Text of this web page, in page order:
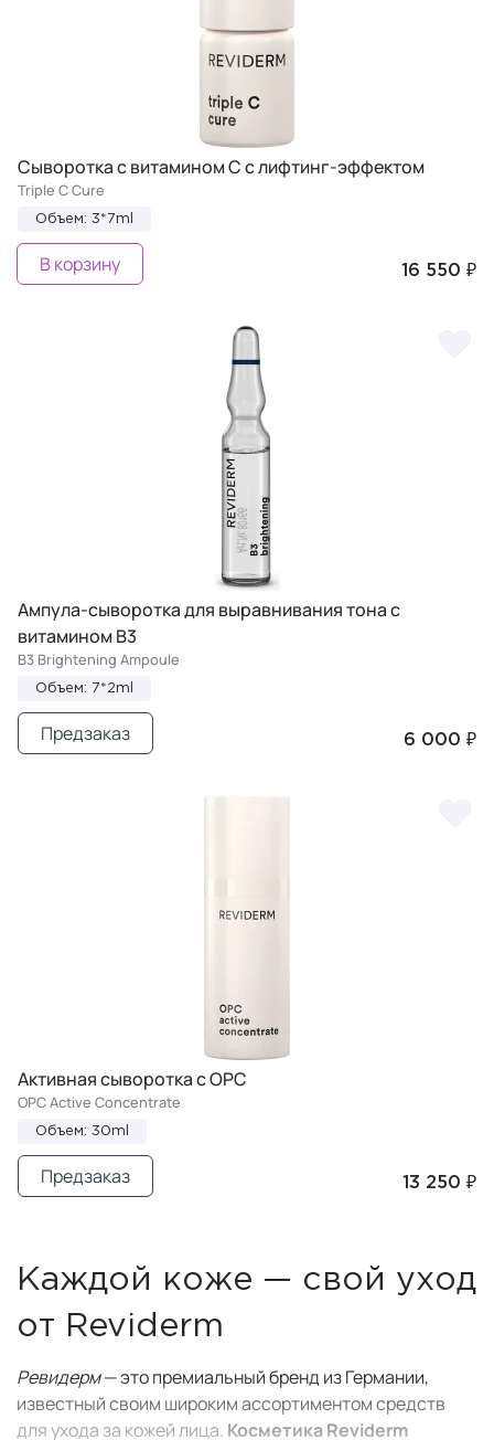
Сыворотка с витамином С с лифтинг-эффектом
Triple C Cure
Объем: 3*7ml
16 550 ₽
В корзину
Ампула-сыворотка для выравнивания тона с
витамином B3
B3 Brightening Ampoule
Объем: 7*2ml
6 000 ₽
Предзаказ
Активная сыворотка с OPC
OPC Active Concentrate
Объем: 30ml
13 250 ₽
Предзаказ
Каждой коже — свой уход
от Reviderm
Ревидерм— это премиальный бренд из Германии,
известный своим широким ассортиментом средств
для ухода за кожей лица. Косметика Reviderm